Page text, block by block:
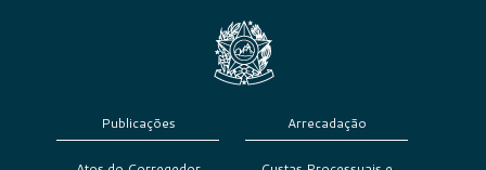
Publicações Arrecadação